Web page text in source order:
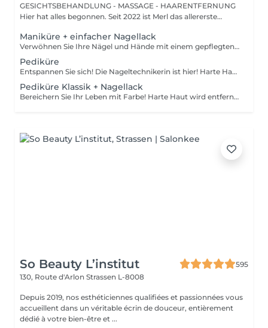
GESICHTSBEHANDLUNG - MASSAGE - HAARENTFERNUNG
Hier hat alles begonnen. Seit 2022 ist Merl das allererste
Maniküre + einfacher Nagellack
Verwöhnen Sie Ihre Nägel und Hände mit einem gepflegten und ordentlichen Erscheinungsbild! Unsere Technikerinnen werden effektiv abgestorbene Hautzellen entfernen, die Nägel in Form bringen und feilen sowie die äußere Oberfläche polieren. Am Ende dieser Behandlung wird ein regulärer Nagellack aufgetragen. Unsere Meisterinnen bieten klassische, Hardware- oder kombinierte Maniküre an. Wie wird die Maniküre mit regulärer Nagellack durchgeführt? - rauhe Haut wird entfernt - die Form der Nagelplatte wird korrigiert - die Nagelhaut und seitlichen Rillen werden korrigiert - Nagellack wird aufgetragen - Nagelhautöl und Handcreme werden aufgetragen Altersbeschränkungen: empfohlen ab 14 Jahren. Empfehlungen nach dem Eingriff: es gibt keine speziellen Empfehlungen nach diesem Verfahren. Frequenz: einmal in 3 Wochen.
Pediküre
Entspannen Sie sich! Die Nageltechnikerin ist hier! Harte Haut wird entfernt, die Füße werden mit tief pflegenden Cremes massiert, wodurch sie weicher und geschmeidiger werden. Die Nagelhaut wird ordentlich gemacht und die Fußnägel werden perfekt geformt. Unsere Meisterinnen führen eine Hardware-Pediküre durch. Wie wird die Pediküre ohne Nagellack durchgeführt? - rauhe Haut wird entfernt - die Form der Nagelplatte wird korrigiert - die Nagelhaut und seitlichen Rillen werden korrigiert - die Fersen werden gereinigt - Nagelhautöl und Fußcreme werden aufgetragen Altersbeschränkungen: empfohlen ab 14 Jahren. Empfehlungen nach dem Eingriff: es gibt keine speziellen Empfehlungen nach diesem Verfahren. Frequenz: einmal in 3-4 Wochen.
Pediküre Klassik + Nagellack
Bereichern Sie Ihr Leben mit Farbe! Harte Haut wird entfernt, die Füße werden mit tief pflegenden Cremes massiert, wodurch sie weicher und geschmeidiger werden. Die Nagelhaut wird ordentlich gemacht und die Fußnägel werden perfekt geformt. Am Ende dieser Behandlung wird regulärer Nagellack aufgetragen. Unsere Meisterinnen führen eine Hardware-Pediküre durch. Wie wird die Pediküre mit einfacher Nagellackierung durchgeführt? - rauhe Haut wird entfernt - die Form der Nagelplatte wird korrigiert - die Nagelhaut und seitlichen Rillen werden korrigiert - die Fersen werden gereinigt - nagellack wird aufgetragen - nagelhautöl und Fußcreme werden aufgetragen Altersbeschränkungen: empfohlen ab 14 Jahren. Empfehlungen nach dem Eingriff: es gibt keine speziellen Empfehlungen nach diesem Verfahren. Frequenz: einmal in 3-4 Wochen.
So Beauty L’institut
595
130, Route d'Arlon Strassen L-8008
Depuis 2019, nos esthéticiennes qualifiées et passionnées vous
accueillent dans un véritable écrin de douceur, entièrement
dédié à votre bien-être et ...